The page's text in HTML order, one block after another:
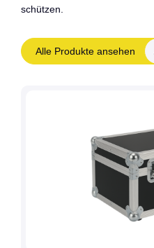
schützen.
Alle Produkte ansehen